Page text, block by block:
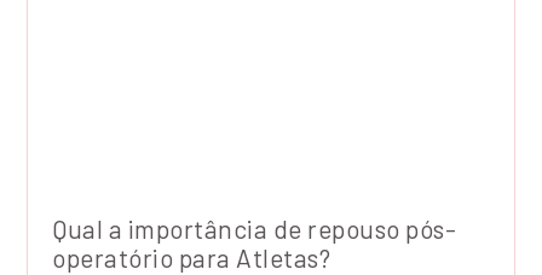
Qual a importância de repouso pós-
operatório para Atletas?